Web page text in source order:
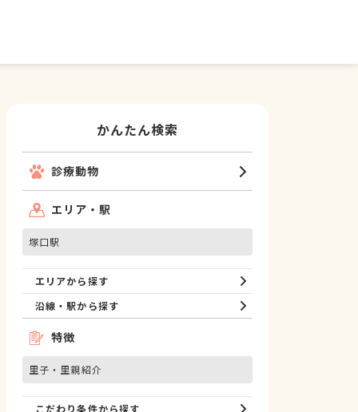
かんたん検索
診療動物
エリア・駅
塚口駅
エリアから探す
沿線・駅から探す
特徴
里子・里親紹介
こだわり条件から探す